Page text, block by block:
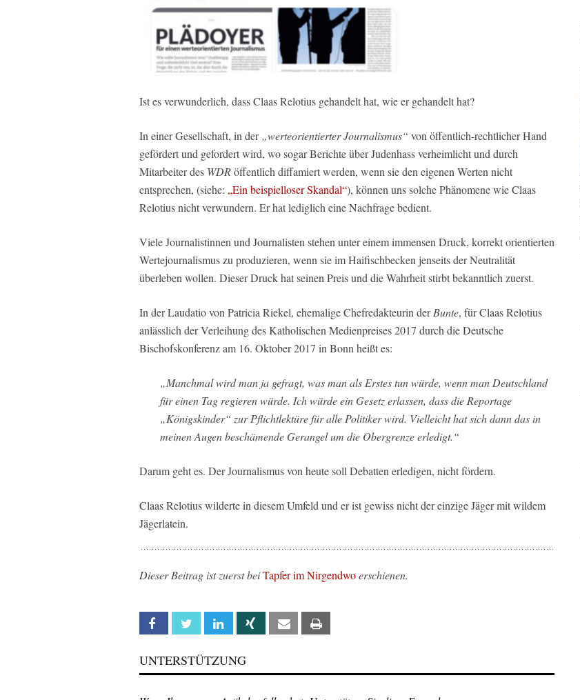
Ist es verwunderlich, dass Claas Relotius gehandelt hat, wie er gehandelt hat?
In einer Gesellschaft, in der„werteorientierter Journalismus“ von öffentlich-rechtlicher Hand
gefördert und gefordert wird, wo sogar Berichte über Judenhass verheimlicht und durch
Mitarbeiter des WDRöffentlich diffamiert werden, wenn sie den eigenen Werten nicht
entsprechen, (siehe: „Ein beispielloser Skandal“), können uns solche Phänomene wie Claas
Relotius nicht verwundern. Er hat lediglich eine Nachfrage bedient.
Viele Journalistinnen und Journalisten stehen unter einem immensen Druck, korrekt orientierten
Wertejournalismus zu produzieren, wenn sie im Haifischbecken jenseits der Neutralität
überleben wollen. Dieser Druck hat seinen Preis und die Wahrheit stirbt bekanntlich zuerst.
In der Laudatio von Patricia Riekel, ehemalige Chefredakteurin derBunte, für Claas Relotius
anlässlich der Verleihung des Katholischen Medienpreises 2017 durch die Deutsche
Bischofskonferenz am 16. Oktober 2017 in Bonn heißt es:
„Manchmal wird man ja gefragt, was man als Erstes tun würde, wenn man Deutschland
für einen Tag regieren würde. Ich würde ein Gesetz erlassen, dass die Reportage
„Königskinder“ zur Pflichtlektüre für alle Politiker wird. Vielleicht hat sich dann das in
meinen Augen beschämende Gerangel um die Obergrenze erledigt.“
Darum geht es. Der Journalismus von heute soll Debatten erledigen, nicht fördern.
Claas Relotius wilderte in diesem Umfeld und er ist gewiss nicht der einzige Jäger mit wildem
Jägerlatein.
Dieser Beitrag ist zuerst beiTapfer im Nirgendwoerschienen.
Facebook Twitter Linkedin Xing Email
UNTERSTÜTZUNG